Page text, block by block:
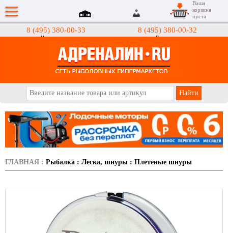
8 (495) 380-00-33
Интернет-магазин
8 (495) 380-00-32
Гипермаркеты
Ваша
корзина
пуста
ГЛАВНАЯ : Рыбалка : Леска, шнуры : Плетеные шнуры